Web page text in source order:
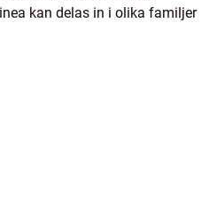
kan delas in i olika familjer